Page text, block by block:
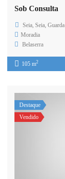
Sob Consulta
Seia, Seia, Guarda
Moradia
Belaserra
105 m2
Destaque
Vendido